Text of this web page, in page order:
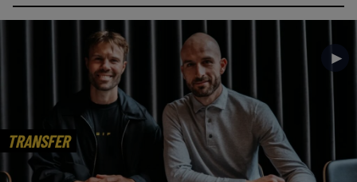
TRANSFER
►